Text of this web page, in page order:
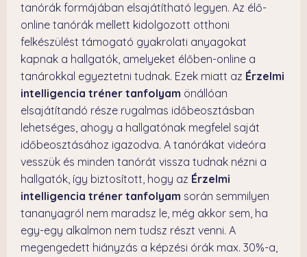
tanórák formájában elsajátítható legyen. Az élő-
online tanórák mellett kidolgozott otthoni
felkészülést támogató gyakrolati anyagokat
kapnak a hallgatók, amelyeket élőben-online a
tanárokkal egyeztetni tudnak. Ezek miatt az Érzelmi
intelligencia tréner tanfolyam önállóan
elsajátítandó része rugalmas időbeosztásban
lehetséges, ahogy a hallgatónak megfelel saját
időbeosztásához igazodva. A tanórákat videóra
vesszük és minden tanórát vissza tudnak nézni a
hallgatók, így biztosított, hogy az Érzelmi
intelligencia tréner tanfolyam során semmilyen
tananyagról nem maradsz le, még akkor sem, ha
egy-egy alkalmon nem tudsz részt venni. A
megengedett hiányzás a képzési órák max. 30%-a,